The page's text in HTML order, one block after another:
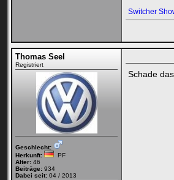
Switcher
Thomas Seel
Registriert
Geschlecht:
Herkunft:
PF
Alter: 46
Beiträge: 934
Dabei seit: 04 / 2013
Schade